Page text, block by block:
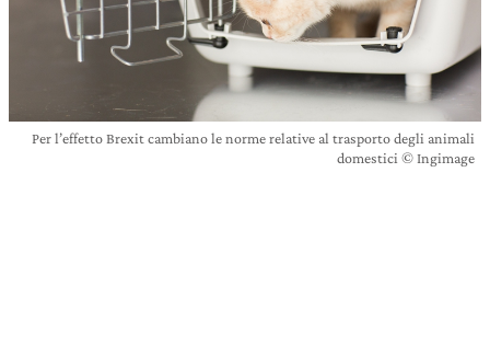
Per l’effetto Brexit cambiano le norme relative al trasporto degli animali
domestici © Ingimage